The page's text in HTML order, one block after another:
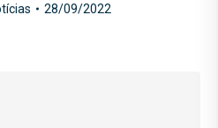
28/09/2022